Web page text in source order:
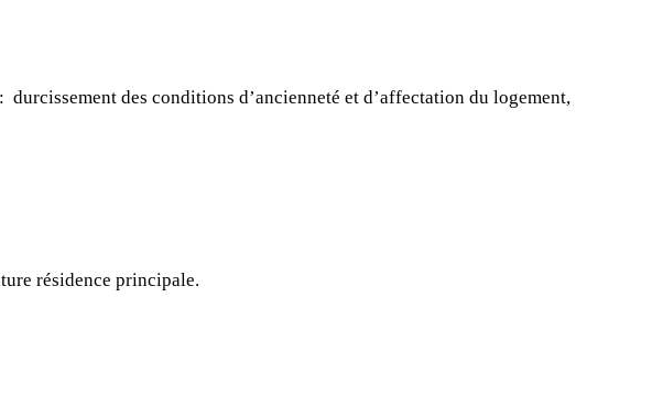
des conditions d’ancienneté et d’affectation du logement,
résidence principale.